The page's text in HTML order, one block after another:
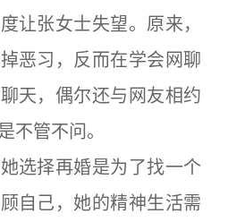
张女士失望。原来，
恶习，反而在学会网聊
天，偶尔还与网友相约
不管不问。
择再婚是为了找一个
自己，她的精神生活需